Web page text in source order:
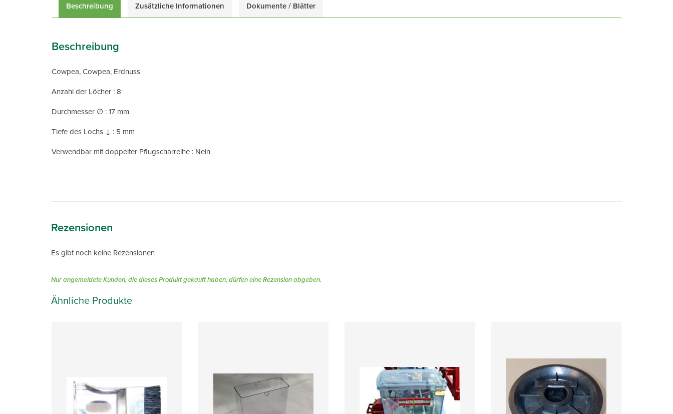
Beschreibung Zusätzliche Informationen Dokumente / Blätter
Beschreibung
Cowpea, Cowpea, Erdnuss
Anzahl der Löcher : 8
Durchmesser ∅ : 17 mm
Tiefe des Lochs ↓ : 5 mm
Verwendbar mit doppelter Pflugscharreihe : Nein
Rezensionen
Es gibt noch keine Rezensionen
Nur angemeldete Kunden, die dieses Produkt gekauft haben, dürfen eine Rezension abgeben.
Ähnliche Produkte